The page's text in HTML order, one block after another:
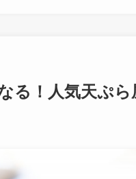
る！人気天ぷら